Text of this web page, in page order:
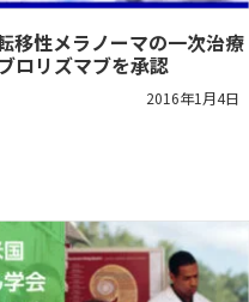
移性メラノーマの一次治療
ロリズマブを承認
2016年1月4日